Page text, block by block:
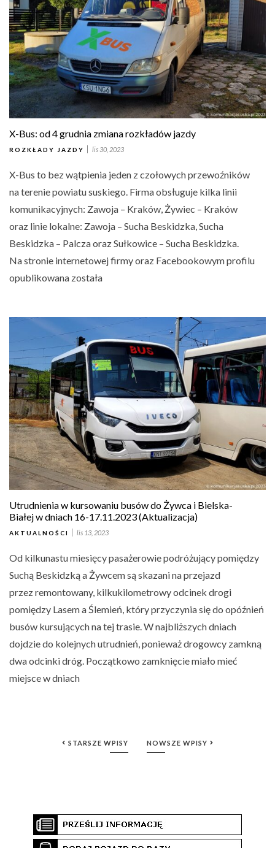
X-Bus: od 4 grudnia zmiana rozkładów jazdy
ROZKŁADY JAZDY lis 30, 2023
X-Bus to bez wątpienia jeden z czołowych przewoźników
na terenie powiatu suskiego. Firma obsługuje kilka linii
komunikacyjnych: Zawoja – Kraków, Żywiec – Kraków
oraz linie lokalne: Zawoja – Sucha Beskidzka, Sucha
Beskidzka – Palcza oraz Sułkowice – Sucha Beskidzka.
Na stronie internetowej firmy oraz Facebookowym profilu
opublikowana została
Utrudnienia w kursowaniu busów do Żywca i Bielska-
Białej w dniach 16-17.11.2023 (Aktualizacja)
AKTUALNOŚCI lis 13, 2023
Od kilkunastu miesięcy pasażerowie podróżujący pomiędzy
Suchą Beskidzką a Żywcem są skazani na przejazd
przez remontowany, kilkukilometrowy odcinek drogi
pomiędzy Lasem a Ślemień, który przyczynia się do opóźnień
busów kursujących na tej trasie. W najbliższych dniach
dojdzie do kolejnych utrudnień, ponieważ drogowcy zamkną
dwa odcinki dróg. Początkowo zamknięcie miało mieć
miejsce w dniach
STARSZE WPISY NOWSZE WPISY